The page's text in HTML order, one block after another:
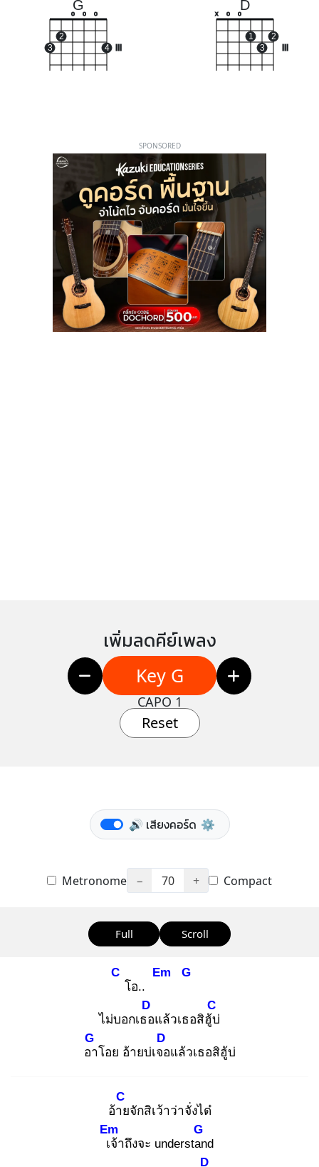
G
3
2
o o o
4
D
x o o
1
3
2
SPONSORED
เพิ่มลดคีย์เพลง
Key G
CAPO 1
Reset
🔊 เสียงคอร์ด ⚙️
Metronome − 70 + Compact
Full Scroll
C
โอ..
Em G
ไม่บอกเธอ
D
แล้วเธอสิฮู้บ่
C
อา
G
โอย อ้ายบ่เจอ
D
แล้วเธอสิฮู้บ่
อ้าย
C
จักสิเว้าว่าจั่งได๋
เจ้
Em
าถึงจะ understan
G
d
D